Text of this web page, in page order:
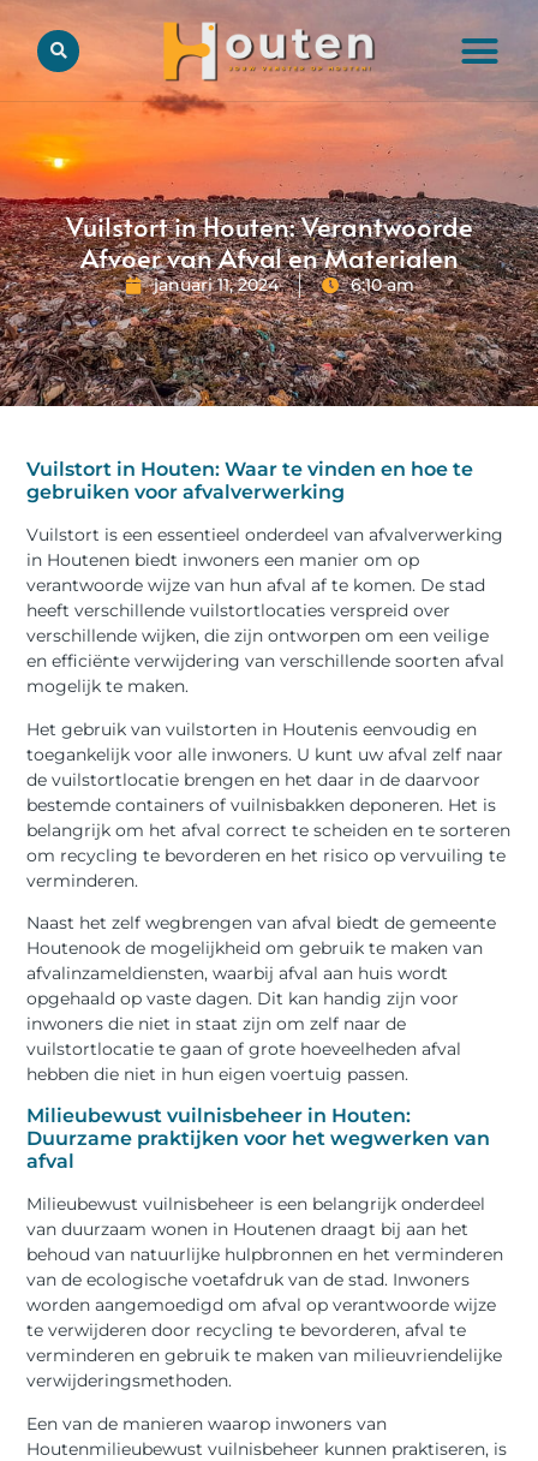
Vuilstort in Houten: Verantwoorde
Afvoer van Afval en Materialen
januari 11, 2024 6:10 am
Vuilstort in Houten: Waar te vinden en hoe te
gebruiken voor afvalverwerking
Vuilstort is een essentieel onderdeel van afvalverwerking
in Houtenen biedt inwoners een manier om op
verantwoorde wijze van hun afval af te komen. De stad
heeft verschillende vuilstortlocaties verspreid over
verschillende wijken, die zijn ontworpen om een veilige
en efficiënte verwijdering van verschillende soorten afval
mogelijk te maken.
Het gebruik van vuilstorten in Houtenis eenvoudig en
toegankelijk voor alle inwoners. U kunt uw afval zelf naar
de vuilstortlocatie brengen en het daar in de daarvoor
bestemde containers of vuilnisbakken deponeren. Het is
belangrijk om het afval correct te scheiden en te sorteren
om recycling te bevorderen en het risico op vervuiling te
verminderen.
Naast het zelf wegbrengen van afval biedt de gemeente
Houtenook de mogelijkheid om gebruik te maken van
afvalinzameldiensten, waarbij afval aan huis wordt
opgehaald op vaste dagen. Dit kan handig zijn voor
inwoners die niet in staat zijn om zelf naar de
vuilstortlocatie te gaan of grote hoeveelheden afval
hebben die niet in hun eigen voertuig passen.
Milieubewust vuilnisbeheer in Houten:
Duurzame praktijken voor het wegwerken van
afval
Milieubewust vuilnisbeheer is een belangrijk onderdeel
van duurzaam wonen in Houtenen draagt bij aan het
behoud van natuurlijke hulpbronnen en het verminderen
van de ecologische voetafdruk van de stad. Inwoners
worden aangemoedigd om afval op verantwoorde wijze
te verwijderen door recycling te bevorderen, afval te
verminderen en gebruik te maken van milieuvriendelijke
verwijderingsmethoden.
Een van de manieren waarop inwoners van
Houtenmilieubewust vuilnisbeheer kunnen praktiseren, is